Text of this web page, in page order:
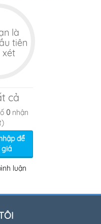
là
tiên
xét
cả
0 nhận
để
giá
luận